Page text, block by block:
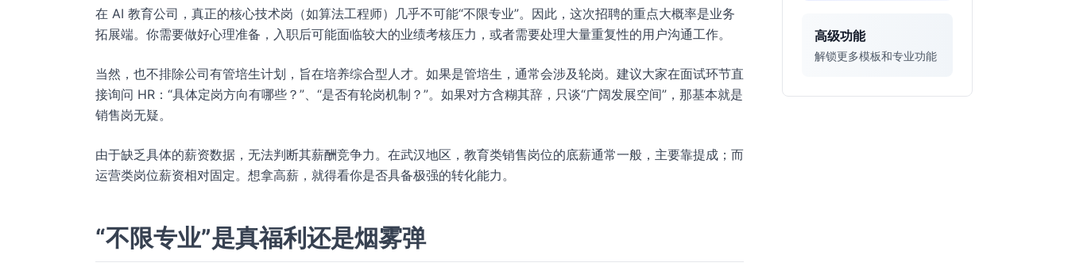
在 AI 教育公司，真正的核心技术岗（如算法工程师）几乎不可能“不限专业”。因此，这次招聘的重点大概率是业务
拓展端。你需要做好心理准备，入职后可能面临较大的业绩考核压力，或者需要处理大量重复性的用户沟通工作。
当然，也不排除公司有管培生计划，旨在培养综合型人才。如果是管培生，通常会涉及轮岗。建议大家在面试环节直
接询问 HR：“具体定岗方向有哪些？”、“是否有轮岗机制？”。如果对方含糊其辞，只谈“广阔发展空间”，那基本就是
销售岗无疑。
由于缺乏具体的薪资数据，无法判断其薪酬竞争力。在武汉地区，教育类销售岗位的底薪通常一般，主要靠提成；而
运营类岗位薪资相对固定。想拿高薪，就得看你是否具备极强的转化能力。
“不限专业”是真福利还是烟雾弹
高级功能
解锁更多模板和专业功能